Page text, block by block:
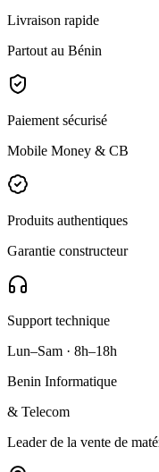
Livraison rapide
Partout au Bénin
Paiement sécurisé
Mobile Money & CB
Produits authentiques
Garantie constructeur
Support technique
Lun–Sam · 8h–18h
Benin Informatique
& Telecom
Leader de la vente de